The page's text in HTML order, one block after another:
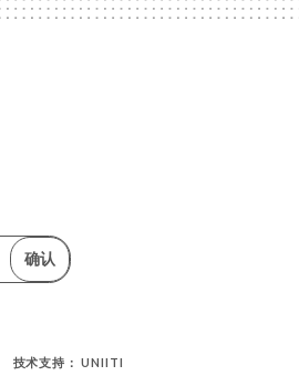
确认
技术支持：UNIITI